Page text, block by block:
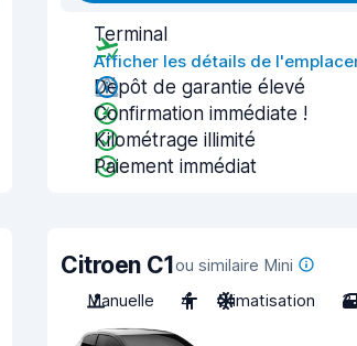
Terminal
Afficher les détails de
Dépôt de garantie élevé
Confirmation immédiate !
Kilométrage illimité
Paiement immédiat
Citroen C1ou similaire Mini
Manuelle
4 Climatisation 3